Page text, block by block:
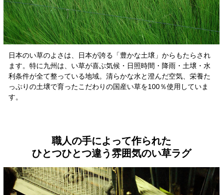
日本のい草のよさは、日本が誇る「豊かな土壌」からもたらされ
ます。特に九州は、い草が喜ぶ気候・日照時間・降雨・土壌・水
利条件が全て整っている地域。清らかな水と澄んだ空気、栄養た
っぷりの土壌で育ったこだわりの国産い草を100％使用していま
す。
職人の手によって作られた
ひとつひとつ違う雰囲気のい草ラグ